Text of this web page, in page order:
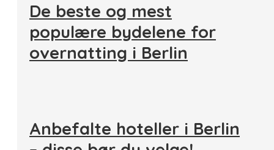
De beste og mest
populære bydelene for
overnatting i Berlin
Anbefalte hoteller i Berlin